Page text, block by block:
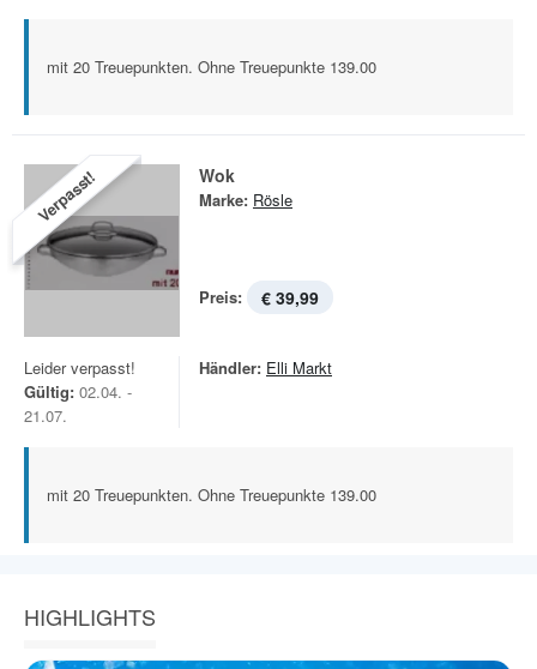
mit 20 Treuepunkten. Ohne Treuepunkte 139.00
Verpasst! Wok
Marke: Rösle
Preis: € 39,99
Leider verpasst!
Gültig: 02.04. -
21.07.
Händler: Elli Markt
mit 20 Treuepunkten. Ohne Treuepunkte 139.00
HIGHLIGHTS